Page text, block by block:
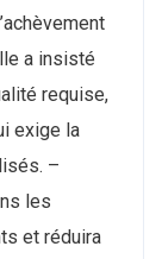
a insisté
requise,
exige la
–
les
et réduira